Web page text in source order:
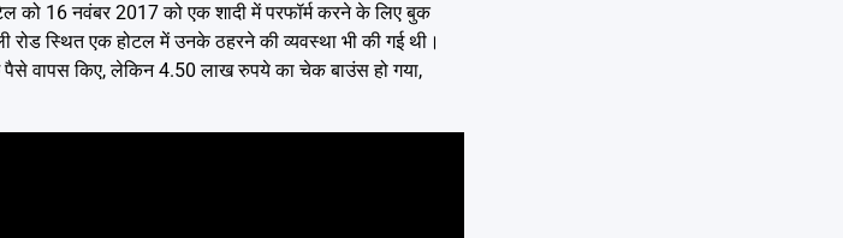
को 16 नवंबर 2017 को एक शादी में परफॉर्म करने के लिए बुक
रोड स्थित एक होटल में उनके ठहरने की व्यवस्था भी की गई थी।
पैसे वापस किए, लेकिन 4.50 लाख रुपये का चेक बाउंस हो गया,